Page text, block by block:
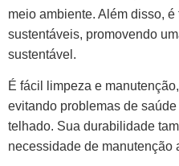
meio ambiente. Além disso,
sustentáveis, promovendo
sustentável.
É fácil limpeza e
evitando problemas de
telhado. Sua durabilidade
necessidade de manutenção